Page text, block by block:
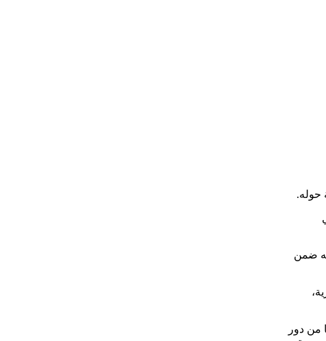
حوله.
أنه جار استكماله ضمن
من دور